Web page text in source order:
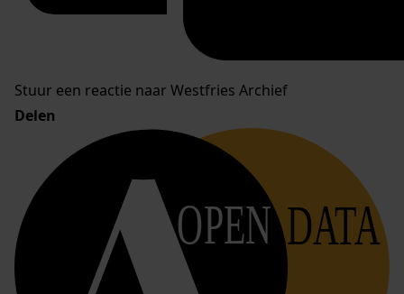
Stuur een reactie naar Westfries Archief
Delen
OPEN DATA